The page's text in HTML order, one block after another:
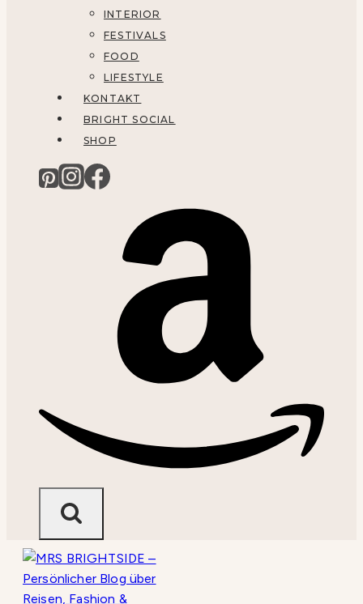
INTERIOR
FESTIVALS
FOOD
LIFESTYLE
KONTAKT
BRIGHT SOCIAL
SHOP